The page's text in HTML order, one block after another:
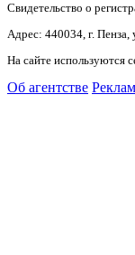
Свидетельство о
Адрес: 440034, г.
На сайте используются
Об агентстве